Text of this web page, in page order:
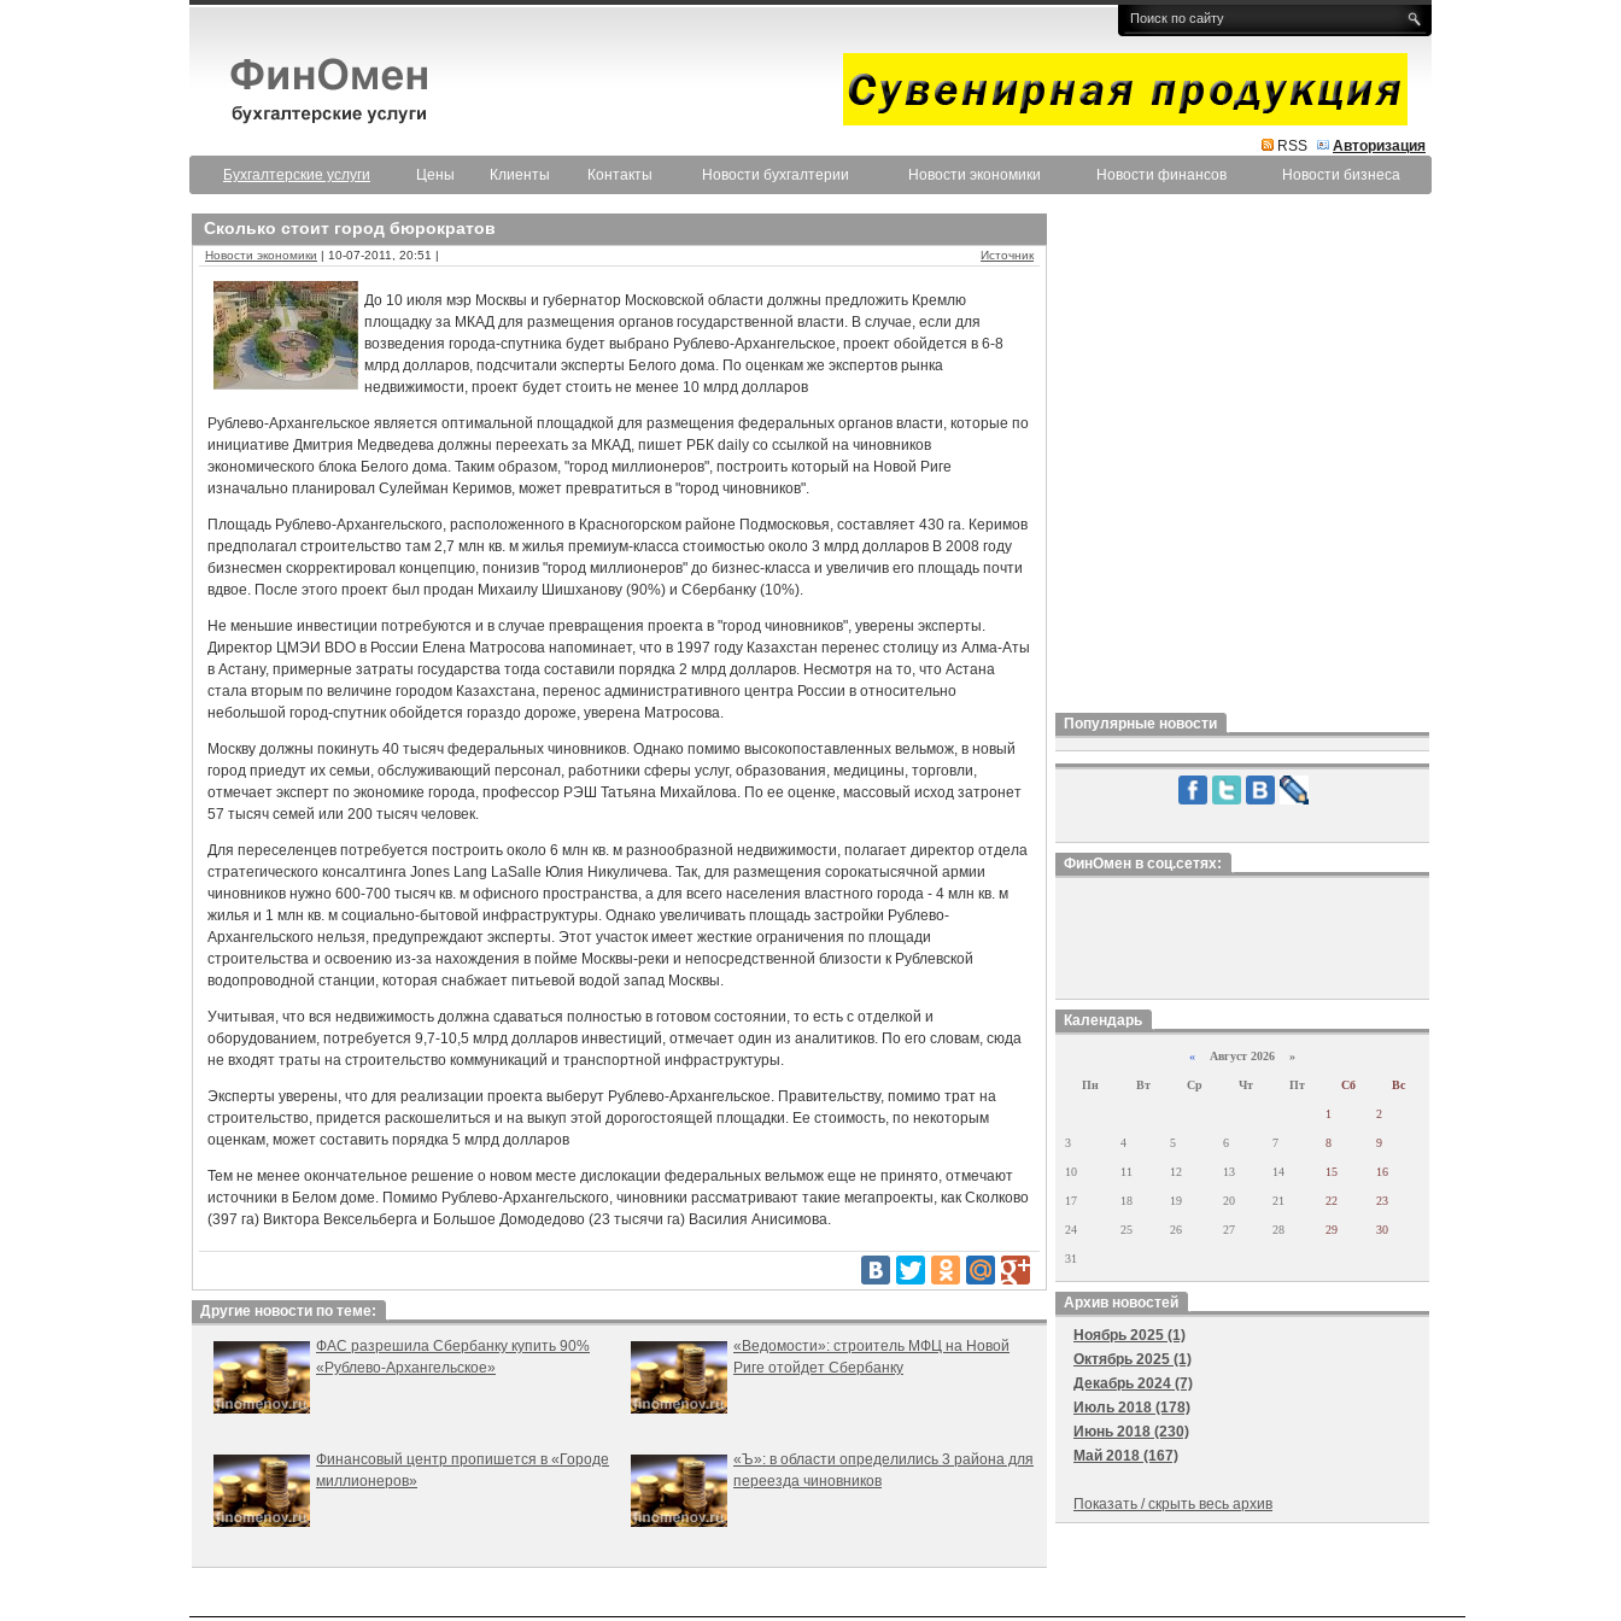
RSS
Авторизация
Бухгалтерские услуги
Цены Клиенты Контакты Новости бухгалтерии Новости экономики Новости финансов Новости бизнеса
Сколько стоит город бюрократов
Новости экономики | 10-07-2011, 20:51 | Источник
До 10 июля мэр Москвы и губернатор Московской области должны предложить Кремлю
площадку за МКАД для размещения органов государственной власти. В случае, если для
возведения города-спутника будет выбрано Рублево-Архангельское, проект обойдется в 6-8
млрд долларов, подсчитали эксперты Белого дома. По оценкам же экспертов рынка
недвижимости, проект будет стоить не менее 10 млрд долларов
Рублево-Архангельское является оптимальной площадкой для размещения федеральных органов власти, которые по
инициативе Дмитрия Медведева должны переехать за МКАД, пишет РБК daily со ссылкой на чиновников
экономического блока Белого дома. Таким образом, "город миллионеров", построить который на Новой Риге
изначально планировал Сулейман Керимов, может превратиться в "город чиновников".
Площадь Рублево-Архангельского, расположенного в Красногорском районе Подмосковья, составляет 430 га. Керимов
предполагал строительство там 2,7 млн кв. м жилья премиум-класса стоимостью около 3 млрд долларов В 2008 году
бизнесмен скорректировал концепцию, понизив "город миллионеров" до бизнес-класса и увеличив его площадь почти
вдвое. После этого проект был продан Михаилу Шишханову (90%) и Сбербанку (10%).
Не меньшие инвестиции потребуются и в случае превращения проекта в "город чиновников", уверены эксперты.
Директор ЦМЭИ BDO в России Елена Матросова напоминает, что в 1997 году Казахстан перенес столицу из Алма-Аты
в Астану, примерные затраты государства тогда составили порядка 2 млрд долларов. Несмотря на то, что Астана
стала вторым по величине городом Казахстана, перенос административного центра России в относительно
небольшой город-спутник обойдется гораздо дороже, уверена Матросова.
Москву должны покинуть 40 тысяч федеральных чиновников. Однако помимо высокопоставленных вельмож, в новый
город приедут их семьи, обслуживающий персонал, работники сферы услуг, образования, медицины, торговли,
отмечает эксперт по экономике города, профессор РЭШ Татьяна Михайлова. По ее оценке, массовый исход затронет
57 тысяч семей или 200 тысяч человек.
Для переселенцев потребуется построить около 6 млн кв. м разнообразной недвижимости, полагает директор отдела
стратегического консалтинга Jones Lang LaSalle Юлия Никуличева. Так, для размещения сорокатысячной армии
чиновников нужно 600-700 тысяч кв. м офисного пространства, а для всего населения властного города - 4 млн кв. м
жилья и 1 млн кв. м социально-бытовой инфраструктуры. Однако увеличивать площадь застройки Рублево-
Архангельского нельзя, предупреждают эксперты. Этот участок имеет жесткие ограничения по площади
строительства и освоению из-за нахождения в пойме Москвы-реки и непосредственной близости к Рублевской
водопроводной станции, которая снабжает питьевой водой запад Москвы.
Учитывая, что вся недвижимость должна сдаваться полностью в готовом состоянии, то есть с отделкой и
оборудованием, потребуется 9,7-10,5 млрд долларов инвестиций, отмечает один из аналитиков. По его словам, сюда
не входят траты на строительство коммуникаций и транспортной инфраструктуры.
Эксперты уверены, что для реализации проекта выберут Рублево-Архангельское. Правительству, помимо трат на
строительство, придется раскошелиться и на выкуп этой дорогостоящей площадки. Ее стоимость, по некоторым
оценкам, может составить порядка 5 млрд долларов
Тем не менее окончательное решение о новом месте дислокации федеральных вельмож еще не принято, отмечают
источники в Белом доме. Помимо Рублево-Архангельского, чиновники рассматривают такие мегапроекты, как Сколково
(397 га) Виктора Вексельберга и Большое Домодедово (23 тысячи га) Василия Анисимова.
Другие новости по теме:
ФАС разрешила Сбербанку купить 90%
«Рублево-Архангельское»
«Ведомости»: строитель МФЦ на Новой
Риге отойдет Сбербанку
Финансовый центр пропишется в «Городе
миллионеров»
«Ъ»: в области определились 3 района для
переезда чиновников
Популярные новости
ФинОмен в соц.сетях:
Календарь
« Август 2026 »
Пн Вт Ср Чт Пт Сб Вс
1 2
3 4 5 6 7 8 9
10 11 12 13 14 15 16
17 18 19 20 21 22 23
24 25 26 27 28 29 30
31
Архив новостей
Ноябрь 2025 (1)
Октябрь 2025 (1)
Декабрь 2024 (7)
Июль 2018 (178)
Июнь 2018 (230)
Май 2018 (167)
Показать / скрыть весь архив